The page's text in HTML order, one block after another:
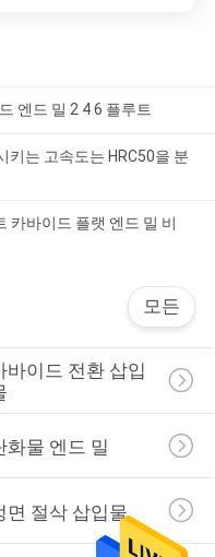
엔드 밀 2 4 6 플루트
키는 고속도는 HRC50을 분
카바이드 플랫 엔드 밀 비
모든
바이드 전환 삽입
화물 엔드 밀
면 절삭 삽입물